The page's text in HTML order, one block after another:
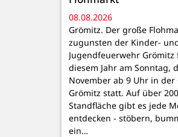
08.08.2026
Grömitz. Der große
zugunsten der Kinder-
Jugendfeuerwehr Grömitz
diesem Jahr am Sonntag,
November ab 9 Uhr in der
Grömitz statt. Auf über
Standfläche gibt es jede
entdecken - stöbern,
ein…